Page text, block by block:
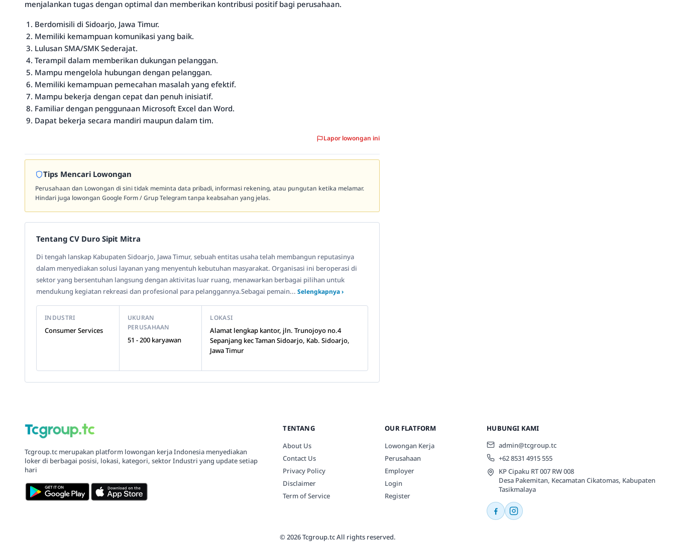
menjalankan tugas dengan optimal dan memberikan kontribusi positif bagi perusahaan.
Berdomisili di Sidoarjo, Jawa Timur.
Memiliki kemampuan komunikasi yang baik.
Lulusan SMA/SMK Sederajat.
Terampil dalam memberikan dukungan pelanggan.
Mampu mengelola hubungan dengan pelanggan.
Memiliki kemampuan pemecahan masalah yang efektif.
Mampu bekerja dengan cepat dan penuh inisiatif.
Familiar dengan penggunaan Microsoft Excel dan Word.
Dapat bekerja secara mandiri maupun dalam tim.
Lapor lowongan ini
Tips Mencari Lowongan
Perusahaan dan Lowongan di sini tidak meminta data pribadi, informasi rekening, atau pungutan ketika melamar.
Hindari juga lowongan Google Form / Grup Telegram tanpa keabsahan yang jelas.
Tentang CV Duro Sipit Mitra
Di tengah lanskap Kabupaten Sidoarjo, Jawa Timur, sebuah entitas usaha telah membangun reputasinya
dalam menyediakan solusi layanan yang menyentuh kebutuhan masyarakat. Organisasi ini beroperasi di
sektor yang bersentuhan langsung dengan aktivitas luar ruang, menawarkan berbagai pilihan untuk
mendukung kegiatan rekreasi dan profesional para pelanggannya.Sebagai pemain... Selengkapnya ›
INDUSTRI
Consumer Services
UKURAN
PERUSAHAAN
51 - 200 karyawan
LOKASI
Alamat lengkap kantor, jln. Trunojoyo no.4
Sepanjang kec Taman Sidoarjo, Kab. Sidoarjo,
Jawa Timur
Tcgroup.tc merupakan platform lowongan kerja Indonesia menyediakan
loker di berbagai posisi, lokasi, kategori, sektor Industri yang update setiap
hari
TENTANG
About Us
Contact Us
Privacy Policy
Disclaimer
Term of Service
OUR FLATFORM
Lowongan Kerja
Perusahaan
Employer
Login
Register
HUBUNGI KAMI
admin@tcgroup.tc
+62 8531 4915 555
KP Cipaku RT 007 RW 008
Desa Pakemitan, Kecamatan Cikatomas, Kabupaten
Tasikmalaya
© 2026 Tcgroup.tc All rights reserved.